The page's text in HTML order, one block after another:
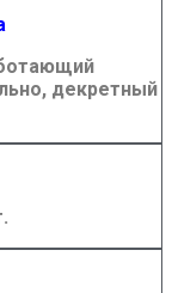
декретный